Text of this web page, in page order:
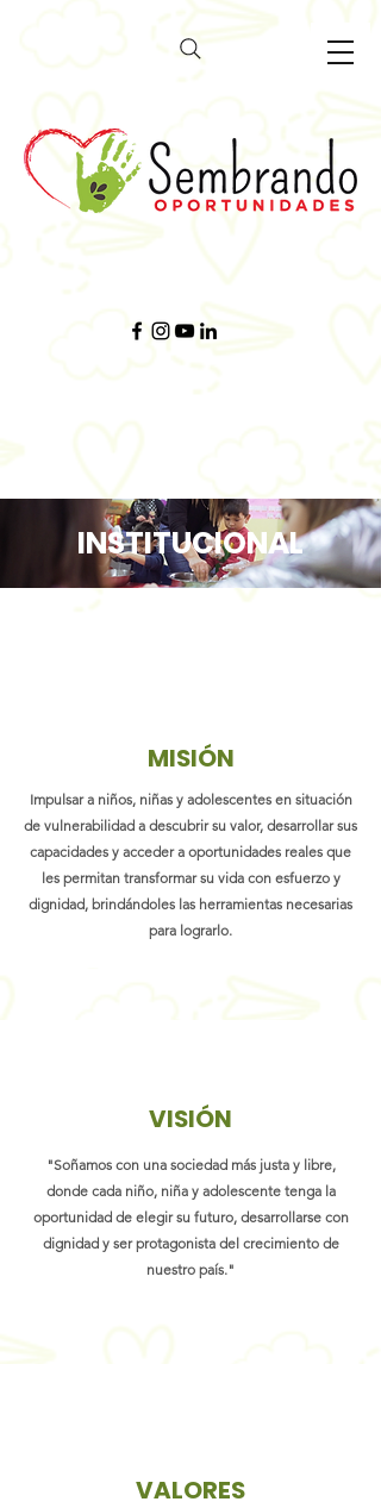
INSTITUCIONAL
MISIÓN
Impulsar a niños, niñas y adolescentes en situación
de vulnerabilidad a descubrir su valor, desarrollar sus
capacidades y acceder a oportunidades reales que
les permitan transformar su vida con esfuerzo y
dignidad, brindándoles las herramientas necesarias
para lograrlo.
VISIÓN
"Soñamos con una sociedad más justa y libre,
donde cada niño, niña y adolescente tenga la
oportunidad de elegir su futuro, desarrollarse con
dignidad y ser protagonista del crecimiento de
nuestro país."
VALORES